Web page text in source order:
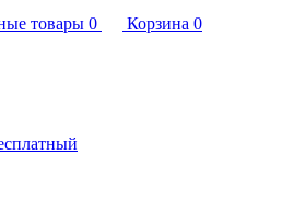
товары 0 Корзина 0